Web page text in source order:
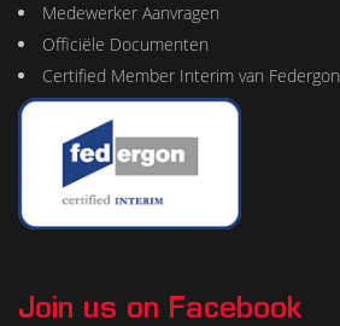
Medewerker Aanvragen
Officiële Documenten
Certified Member Interim van Federgon
Join us on Facebook